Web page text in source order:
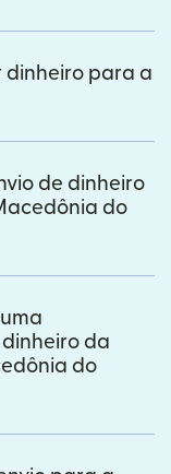
dinheiro para a
de dinheiro
do
da
do